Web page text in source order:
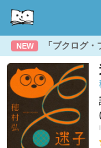
NEW 「ブクログ